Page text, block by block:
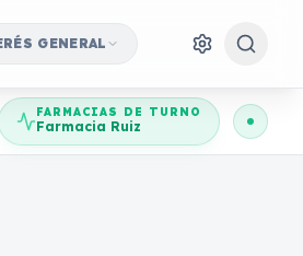
GENERAL
FARMACIAS DE TURNO
Farmacia Ruiz